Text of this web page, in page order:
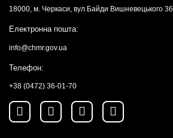
18000, м. Черкаси, вул.Байди Вишневецького 36
Електронна пошта:
info@chmr.gov.ua
Телефон:
+38 (0472) 36-01-70